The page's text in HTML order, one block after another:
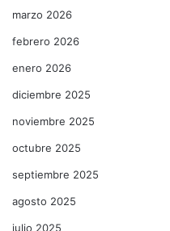
marzo 2026
febrero 2026
enero 2026
diciembre 2025
noviembre 2025
octubre 2025
septiembre 2025
agosto 2025
julio 2025